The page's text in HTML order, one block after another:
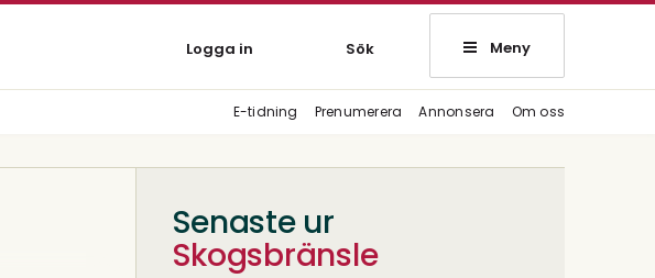
Logga in Sök Meny
E-tidning Prenumerera Annonsera Om oss
Senaste ur
Skogsbränsle